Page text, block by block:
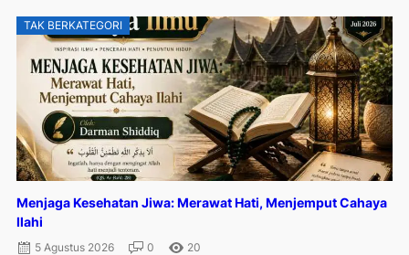
TAK BERKATEGORI
Menjaga Kesehatan Jiwa: Merawat Hati, Menjemput Cahaya
Ilahi
5 Agustus 2026 0 20